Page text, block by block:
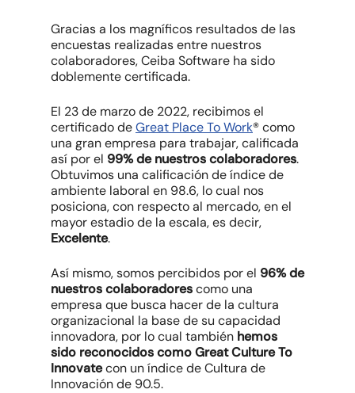
Gracias a los magníficos resultados de las
encuestas realizadas entre nuestros
colaboradores, Ceiba Software ha sido
doblemente certificada.
El 23 de marzo de 2022, recibimos el
certificado deGreat Place To Work® como
una gran empresa para trabajar, calificada
así por el 99% de nuestros colaboradores.
Obtuvimos una calificación de índice de
ambiente laboral en 98.6, lo cual nos
posiciona, con respecto al mercado, en el
mayor estadio de la escala, es decir,
Excelente.
Así mismo, somos percibidos por el 96% de
nuestros colaboradorescomo una
empresa que busca hacer de la cultura
organizacional la base de su capacidad
innovadora, por lo cual también hemos
sido reconocidos como Great Culture To
Innovatecon un índice de Cultura de
Innovación de 90.5.